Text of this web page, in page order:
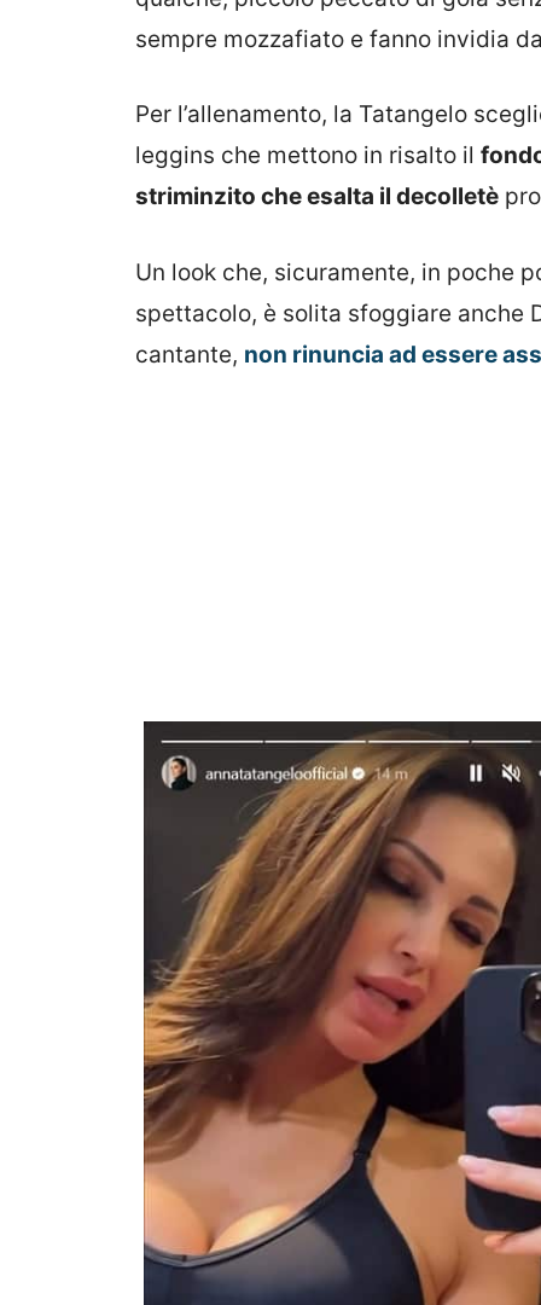
sempre mozzafiato e fanno invidia
Per l’allenamento, la Tatangelo
leggins che mettono in risalto il
striminzito che esalta il decolletè
Un look che, sicuramente, in poche
spettacolo, è solita sfoggiare anche
cantante, non rinuncia ad essere